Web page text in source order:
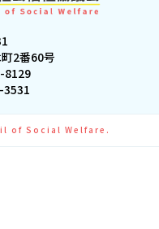
2番60号
8129
3531
of Social Welfare.